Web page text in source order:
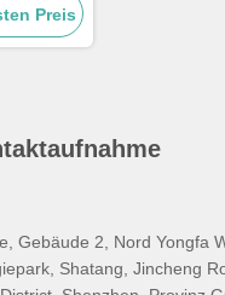
-20 °C
Preis
Gebäude 2, Nord Yongfa
Shatang, Jincheng